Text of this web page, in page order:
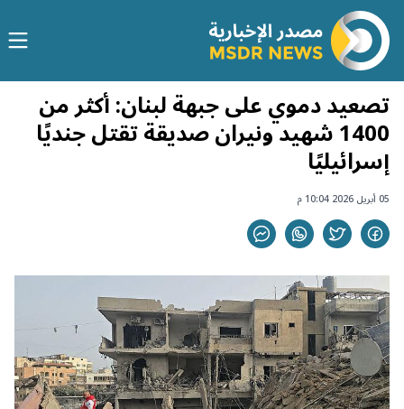
تصعيد دموي على جبهة لبنان: أكثر من
1400 شهيد ونيران صديقة تقتل جنديًا
إسرائيليًا
05 أبريل 2026 10:04 م